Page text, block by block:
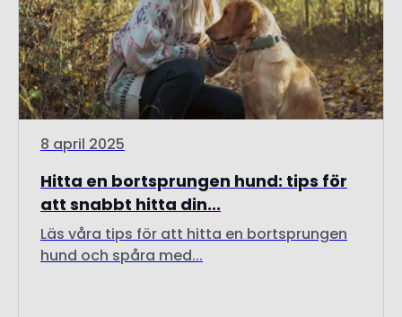
8 april 2025
Hitta en bortsprungen hund: tips för
att snabbt hitta din...
Läs våra tips för att hitta en bortsprungen
hund och spåra med...